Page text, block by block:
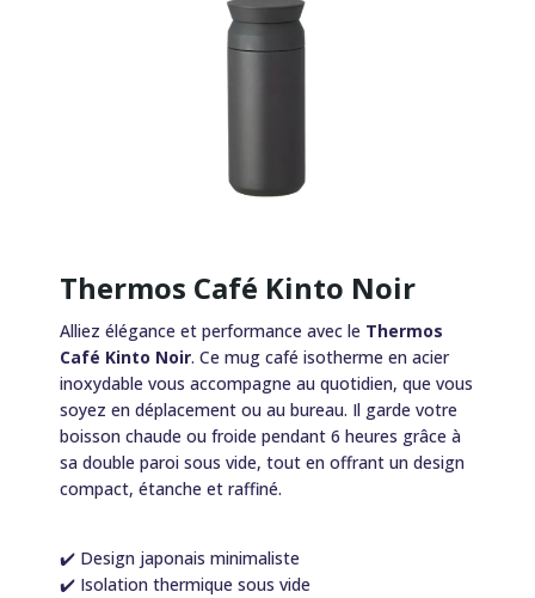
Thermos Café Kinto Noir
Alliez élégance et performance avec le Thermos
Café Kinto Noir. Ce mug café isotherme en acier
inoxydable vous accompagne au quotidien, que vous
soyez en déplacement ou au bureau. Il garde votre
boisson chaude ou froide pendant 6 heures grâce à
sa double paroi sous vide, tout en offrant un design
compact, étanche et raffiné.
✔️ Design japonais minimaliste
✔️ Isolation thermique sous vide